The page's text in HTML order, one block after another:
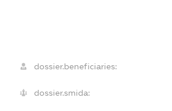
dossier.beneficiaries:
dossier.smida: